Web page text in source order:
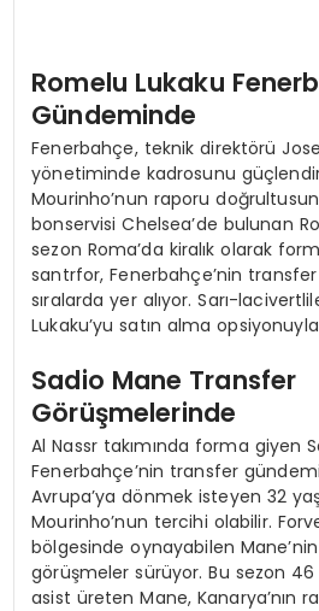
Romelu Lukaku
Gündeminde
Fenerbahçe, teknik direktörü
yönetiminde kadrosunu
Mourinho’nun raporu
bonservisi Chelsea’de bulunan
sezon Roma’da kiralık olarak
santrfor, Fenerbahçe’nin
sıralarda yer alıyor. Sarı-
Lukaku’yu satın alma
Sadio Mane Transfer
Görüşmelerinde
Al Nassr takımında forma giyen
Fenerbahçe’nin transfer
Avrupa’ya dönmek isteyen 32
Mourinho’nun tercihi olabilir.
bölgesinde oynayabilen
görüşmeler sürüyor. Bu sezon 46
asist üreten Mane, Kanarya’nın